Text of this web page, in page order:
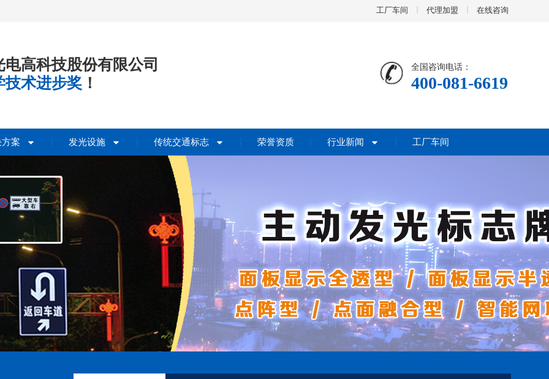
工厂车间 代理加盟 在线咨询
高科技股份有限公司
技术进步奖 ！
全国咨询电话：
400-081-6619
案 发光设施 传统交通标志 荣誉资质 行业新闻 工厂车间